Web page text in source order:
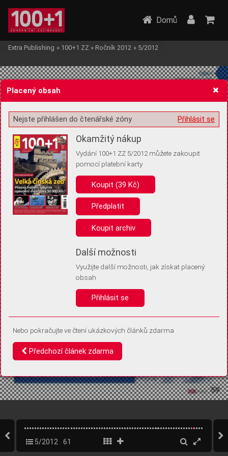
Žádost o souhlas s ukládáním volitelných informací
Pro základní fungování webu nepotřebujeme ukládat žádné informace
(tzv. cookies apod.). Rádi bychom vás ale požádali o souhlas s
uložením volitelných informací:
Anonymní unikátní ID
Díky němu příště poznáme, že se jedná o stejné zařízení, a
Identifikátor je zcela anonymní.
Vaše souhlasy a odmítnutí si ukládáme do vašeho zařízení, abychom se
vás už příště znovu neptali. Můžete je kdykoli později upravit ve Správě
Domů
Extra Publishing » 100+1 ZZ » Ročník 2012 » 5/2012
5/2012 61
Placený obsah
Přihlásit se
Nejste přihlášen do čtenářské zóny
Okamžitý nákup
Vydání 100+1 ZZ 5/2012 můžete zakoupit
pomocí platební karty
Koupit (39 Kč)
Předplatit
Koupit archiv
Další možnosti
Využijte další možnosti, jak získat placený
obsah
Přihlásit se
Nebo pokračujte ve čtení ukázkových článků zdarma
Předchozí článek zdarma